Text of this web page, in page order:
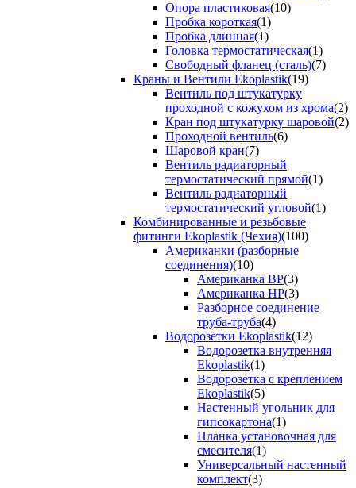
Опора пластиковая(10)
Пробка короткая(1)
Пробка длинная(1)
Головка термостатическая(1)
Свободный фланец (сталь)(7)
Краны и Вентили Ekoplastik(19)
Вентиль под штукатурку
проходной с кожухом из хрома(2)
Кран под штукатурку шаровой(2)
Проходной вентиль(6)
Шаровой кран(7)
Вентиль радиаторный
термостатический прямой(1)
Вентиль радиаторный
термостатический угловой(1)
Комбинированные и резьбовые
фитинги Ekoplastik (Чехия)(100)
Американки (разборные
соединения)(10)
Американка ВР(3)
Американка НР(3)
Разборное соединение
труба-труба(4)
Водорозетки Ekoplastik(12)
Водорозетка внутренняя
Ekoplastik(1)
Водорозетка с креплением
Ekoplastik(5)
Настенный угольник для
гипсокартона(1)
Планка установочная для
смесителя(1)
Универсальный настенный
комплект(3)